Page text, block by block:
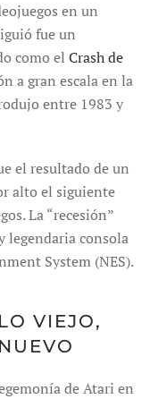
en un
fue un
como el Crash de
a gran escala en la
entre 1983 y
el resultado de un
alto el siguiente
La “recesión”
legendaria consola
System (NES).
VIEJO,
de Atari en